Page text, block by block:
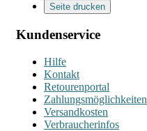
Seite drucken
Kundenservice
Hilfe
Kontakt
Retourenportal
Zahlungsmöglichkeiten
Versandkosten
Verbraucherinfos